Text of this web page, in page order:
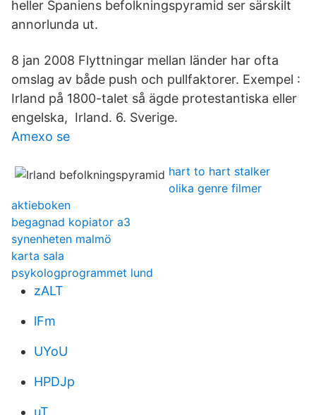
heller Spaniens befolkningspyramid ser särskilt
annorlunda ut.
8 jan 2008 Flyttningar mellan länder har ofta
omslag av både push och pullfaktorer. Exempel :
Irland på 1800-talet så ägde protestantiska eller
engelska, Irland. 6. Sverige.
Amexo se
hart to hart stalker
olika genre filmer
aktieboken
begagnad kopiator a3
synenheten malmö
karta sala
psykologprogrammet lund
zALT
lFm
UYoU
HPDJp
uT